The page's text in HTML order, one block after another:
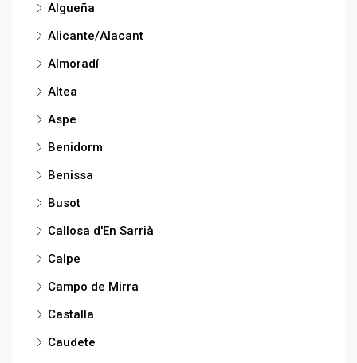
Algueña
Alicante/Alacant
Almoradí
Altea
Aspe
Benidorm
Benissa
Busot
Callosa d'En Sarrià
Calpe
Campo de Mirra
Castalla
Caudete